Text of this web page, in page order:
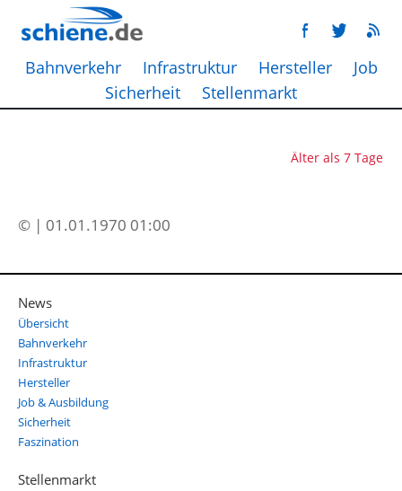
Bahnverkehr Infrastruktur Hersteller
Job
Sicherheit
Stellenmarkt
Älter als 7 Tage
© | 01.01.1970 01:00
News
Übersicht
Bahnverkehr
Infrastruktur
Hersteller
Job & Ausbildung
Sicherheit
Faszination
Stellenmarkt